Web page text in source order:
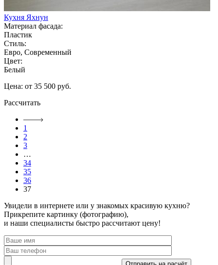
Кухня Яхнун
Материал фасада:
Пластик
Стиль:
Евро, Современный
Цвет:
Белый
Цена: от 35 500 руб.
Рассчитать
1
2
3
…
34
35
36
37
Увидели в интернете или у знакомых красивую кухню?
Прикрепите картинку (фотографию),
и наши специалисты быстро рассчитают цену!